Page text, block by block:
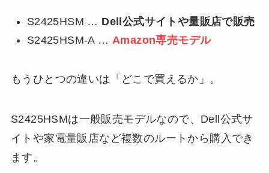
S2425HSM … Dell公式サイトや量販店で販売
S2425HSM-A … Amazon専売モデル
もうひとつの違いは「どこで買えるか」。
S2425HSMは一般販売モデルなので、Dell公式サ
イトや家電量販店など複数のルートから購入でき
ます。